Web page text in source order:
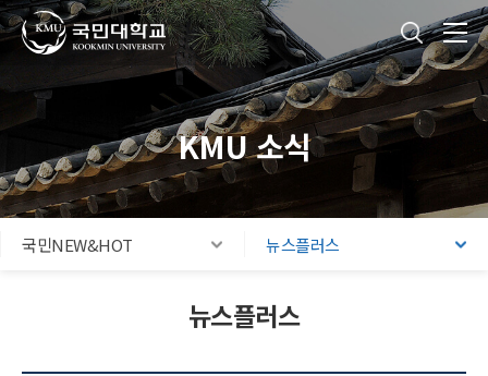
주메뉴 바로가기
본문내용 바로가기
푸터 바로가기
국민대학교
KMU 소식
국민NEW&HOT 뉴스플러스
뉴스플러스